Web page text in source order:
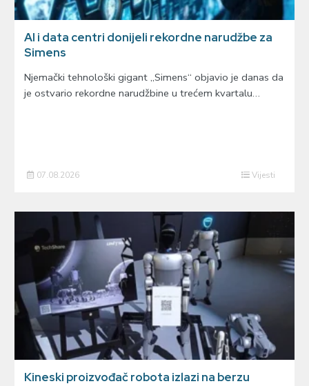
AI i data centri donijeli rekordne narudžbe za
Simens
Njemački tehnološki gigant „Simens“ objavio je danas da
je ostvario rekordne narudžbine u trećem kvartalu…
07.08.2026 Vijesti
Kineski proizvođač robota izlazi na berzu